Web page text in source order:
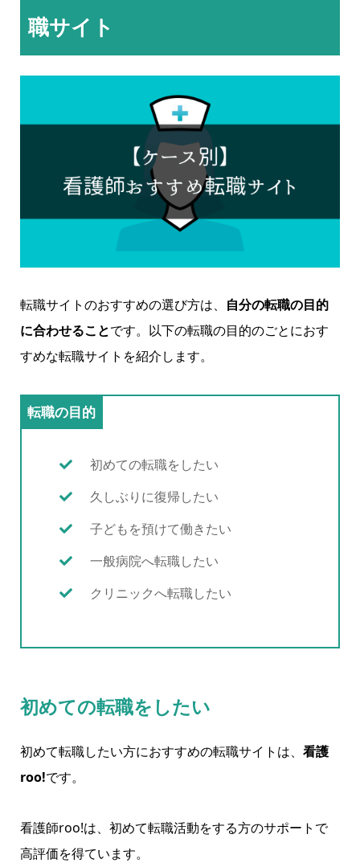
職サイト
転職サイトのおすすめの選び方は、 自分の転職の目的
に合わせることです。以下の転職の目的のごとにおす
すめな転職サイトを紹介します。
転職の目的
初めての転職をしたい
久しぶりに復帰したい
子どもを預けて働きたい
一般病院へ転職したい
クリニックへ転職したい
初めての転職をしたい
初めて転職したい方におすすめの転職サイトは、 看護
roo!です。
看護師roo!は、初めて転職活動をする方のサポートで
高評価を得ています。